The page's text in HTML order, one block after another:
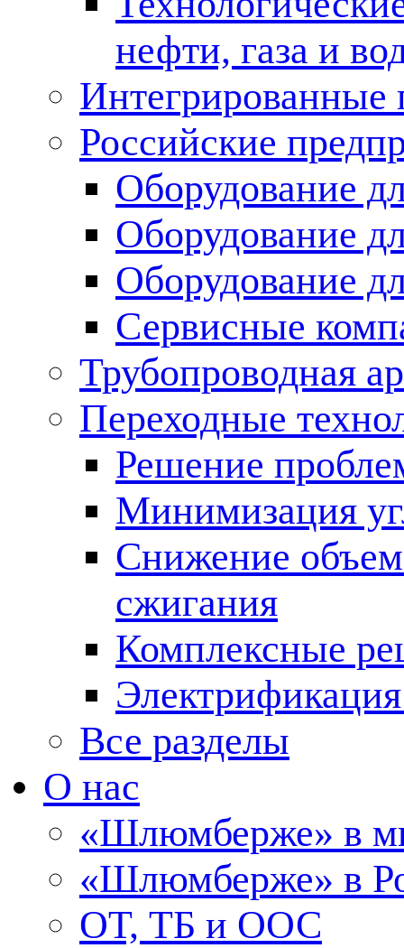
нефти, газа и
Российские
Оборудование
Оборудование
Оборудование
Сервисные
Трубопроводная
Переходные
Решение
Минимизация
Снижение
сжигания
Комплексные
Все разделы
О нас
«Шлюмберже» в
«Шлюмберже» в
ОТ, ТБ и ООС